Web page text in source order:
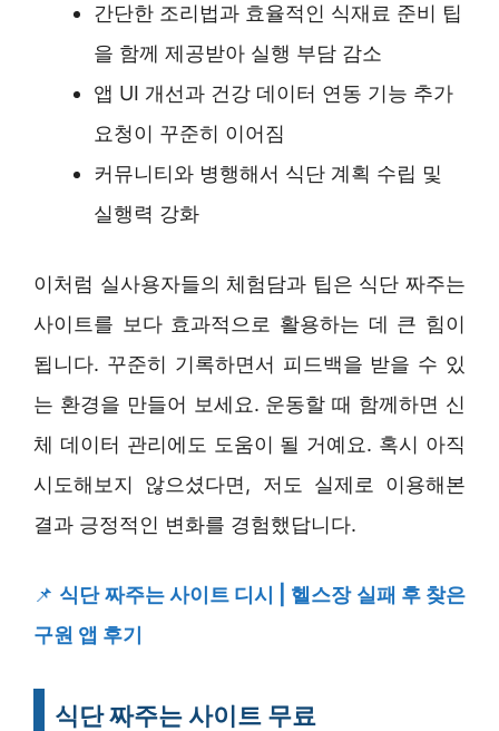
간단한 조리법과 효율적인 식재료 준비 팁
을 함께 제공받아 실행 부담 감소
앱 UI 개선과 건강 데이터 연동 기능 추가
요청이 꾸준히 이어짐
커뮤니티와 병행해서 식단 계획 수립 및
실행력 강화
이처럼 실사용자들의 체험담과 팁은 식단 짜주는
사이트를 보다 효과적으로 활용하는 데 큰 힘이
됩니다. 꾸준히 기록하면서 피드백을 받을 수 있
는 환경을 만들어 보세요. 운동할 때 함께하면 신
체 데이터 관리에도 도움이 될 거예요. 혹시 아직
시도해보지 않으셨다면, 저도 실제로 이용해본
결과 긍정적인 변화를 경험했답니다.
📌 식단 짜주는 사이트 디시 | 헬스장 실패 후 찾은
구원 앱 후기
식단 짜주는 사이트 무료